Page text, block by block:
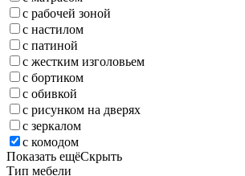
с рабочей зоной
с настилом
с патиной
с жестким изголовьем
с бортиком
с обивкой
с рисунком на дверях
с зеркалом
с комодом
Показать ещёСкрыть
Тип мебели